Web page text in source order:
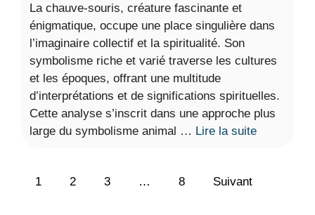
La chauve-souris, créature fascinante et
énigmatique, occupe une place singulière dans
l’imaginaire collectif et la spiritualité. Son
symbolisme riche et varié traverse les cultures
et les époques, offrant une multitude
d’interprétations et de significations spirituelles.
Cette analyse s’inscrit dans une approche plus
large du symbolisme animal … Lire la suite
1 2 3 … 8 Suivant